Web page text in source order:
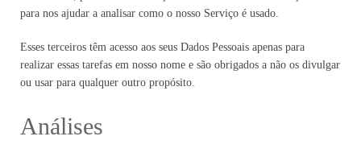
para nos ajudar a analisar como o nosso Serviço é usado.
Esses terceiros têm acesso aos seus Dados Pessoais apenas para
realizar essas tarefas em nosso nome e são obrigados a não os divulgar
ou usar para qualquer outro propósito.
Análises